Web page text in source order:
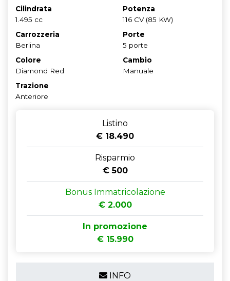
Cilindrata
1.495 cc
Potenza
116 CV (85 KW)
Carrozzeria
Berlina
Porte
5 porte
Colore
Diamond Red
Cambio
Manuale
Trazione
Anteriore
Listino
€ 18.490
Risparmio
€ 500
Bonus Immatricolazione
€ 2.000
In promozione
€ 15.990
INFO